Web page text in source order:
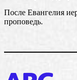
После Евангелия
проповедь.